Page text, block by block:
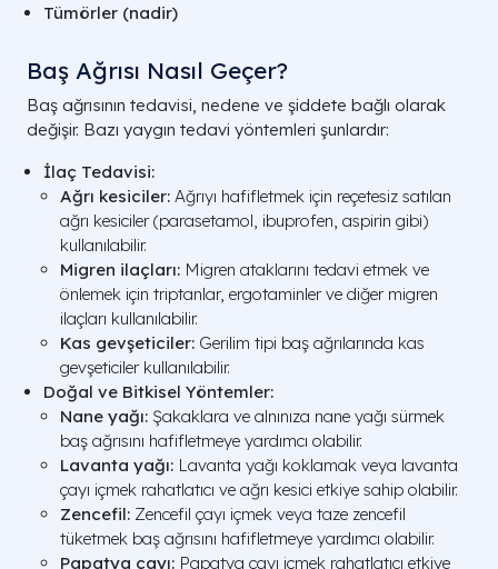
Tümörler (nadir)
Baş Ağrısı Nasıl Geçer?
Baş ağrısının tedavisi, nedene ve şiddete bağlı olarak
değişir. Bazı yaygın tedavi yöntemleri şunlardır:
İlaç Tedavisi:
Ağrı kesiciler: Ağrıyı hafifletmek için reçetesiz satılan
ağrı kesiciler (parasetamol, ibuprofen, aspirin gibi)
kullanılabilir.
Migren ilaçları: Migren ataklarını tedavi etmek ve
önlemek için triptanlar, ergotaminler ve diğer migren
ilaçları kullanılabilir.
Kas gevşeticiler: Gerilim tipi baş ağrılarında kas
gevşeticiler kullanılabilir.
Doğal ve Bitkisel Yöntemler:
Nane yağı: Şakaklara ve alnınıza nane yağı sürmek
baş ağrısını hafifletmeye yardımcı olabilir.
Lavanta yağı: Lavanta yağı koklamak veya lavanta
çayı içmek rahatlatıcı ve ağrı kesici etkiye sahip olabilir.
Zencefil: Zencefil çayı içmek veya taze zencefil
tüketmek baş ağrısını hafifletmeye yardımcı olabilir.
Papatya çayı: Papatya çayı içmek rahatlatıcı etkiye